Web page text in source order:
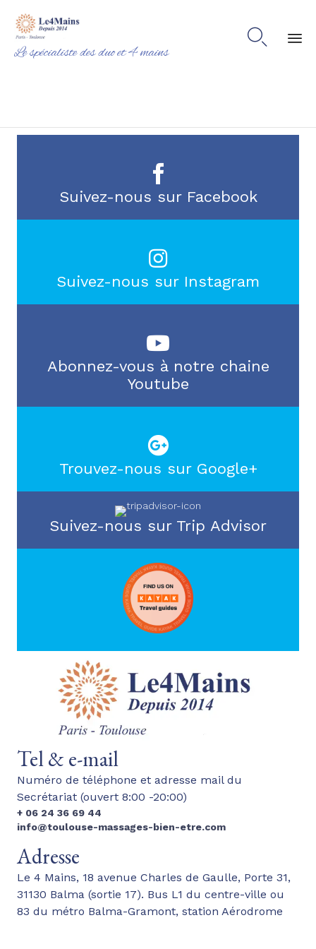
Le spécialiste des duo et 4 mains

Suivez-nous sur Facebook
Suivez-nous sur Instagram
Abonnez-vous à notre chaine
Youtube
Trouvez-nous sur Google+
Suivez-nous sur Trip Advisor
Tel & e-mail
Numéro de téléphone et adresse mail du
Secrétariat (ouvert 8:00 -20:00)
+ 06 24 36 69 44
info@toulouse-massages-bien-etre.com
Adresse
Le 4 Mains, 18 avenue Charles de Gaulle, Porte 31,
31130 Balma (sortie 17). Bus L1 du centre-ville ou
83 du métro Balma-Gramont, station Aérodrome